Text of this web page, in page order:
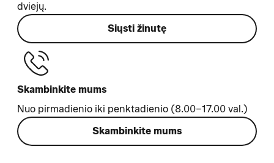
dviejų.
Siųsti žinutę
Skambinkite mums
Nuo pirmadienio iki penktadienio (8.00–17.00 val.)
Skambinkite mums